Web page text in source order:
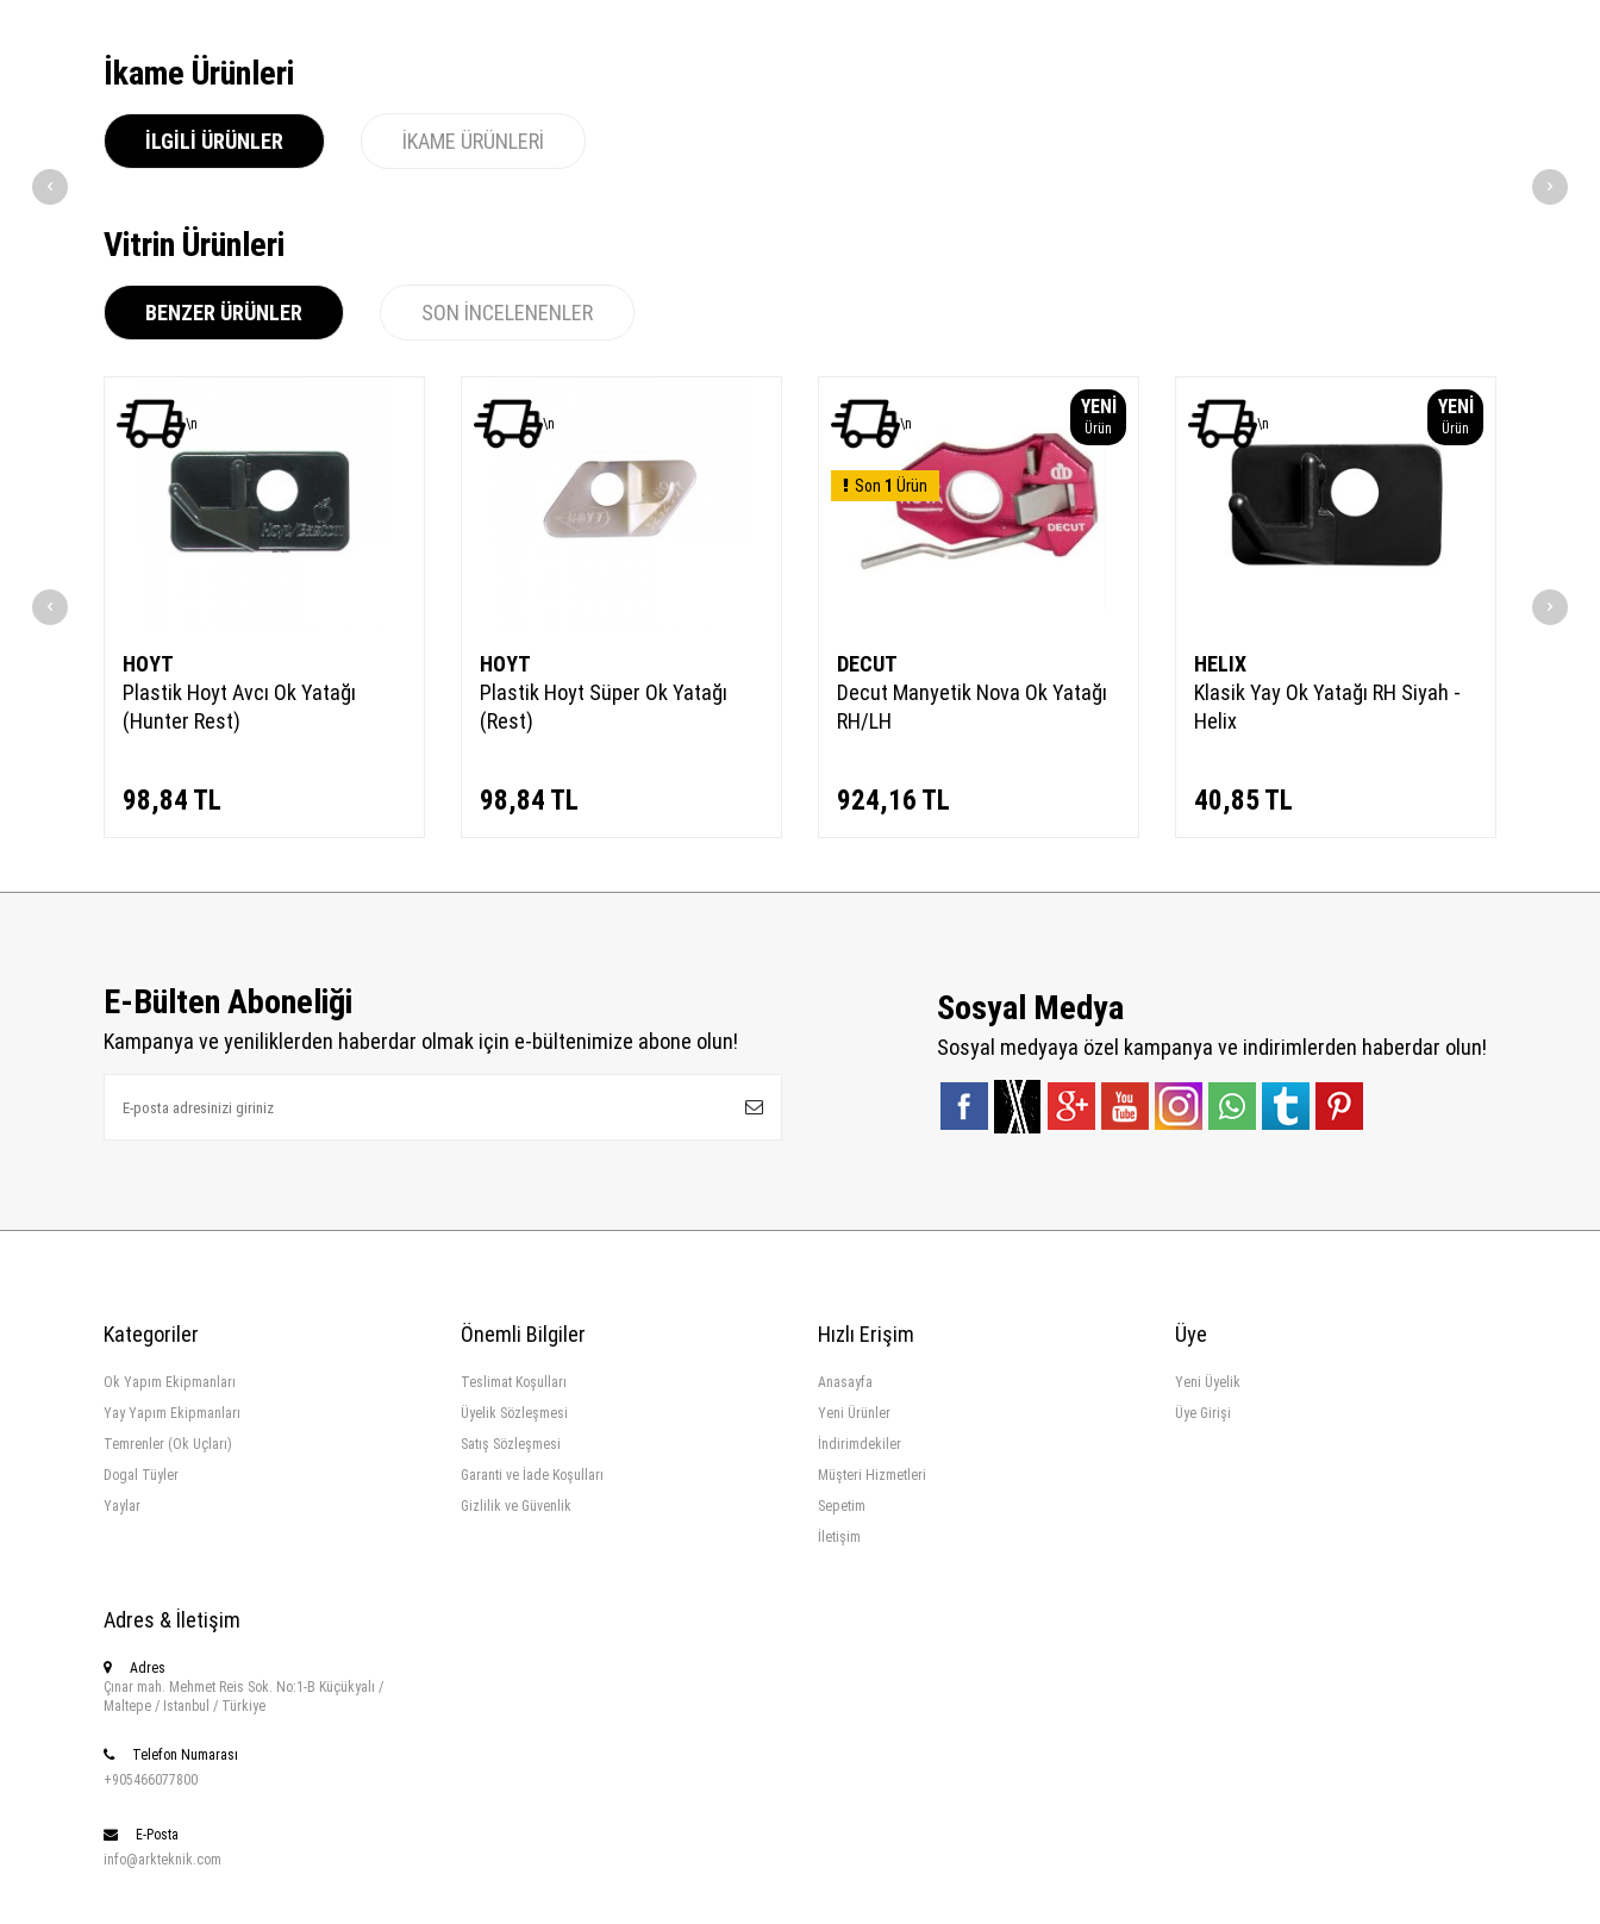
İkame Ürünleri
İLGILI ÜRÜNLER İKAME ÜRÜNLERI
Vitrin Ürünleri
BENZER ÜRÜNLER SON İNCELENENLER
\n
HOYT
Plastik Hoyt Avcı Ok Yatağı
(Hunter Rest)
98,84 TL
\n
HOYT
Plastik Hoyt Süper Ok Yatağı
(Rest)
98,84 TL
YENI
Ürün
\n
Son 1 Ürün
DECUT
Decut Manyetik Nova Ok Yatağı
RH/LH
924,16 TL
YENI
Ürün
\n
HELIX
Klasik Yay Ok Yatağı RH Siyah -
Helix
40,85TL
E-Bülten Aboneliği
Kampanya ve yeniliklerden haberdar olmak için e-bültenimize abone olun!
Sosyal Medya
Sosyal medyaya özel kampanya ve indirimlerden haberdar olun!
Kategoriler
Ok Yapım Ekipmanları
Yay Yapım Ekipmanları
Temrenler (Ok Uçları)
Dogal Tüyler
Yaylar
Önemli Bilgiler
Teslimat Koşulları
Üyelik Sözleşmesi
Satış Sözleşmesi
Garanti ve İade Koşulları
Gizlilik ve Güvenlik
Hızlı Erişim
Anasayfa
Yeni Ürünler
İndirimdekiler
Müşteri Hizmetleri
Sepetim
İletişim
Üye
Yeni Üyelik
Üye Girişi
Adres & İletişim
Adres
Çınar mah. Mehmet Reis Sok. No:1-B Küçükyalı /
Maltepe / Istanbul / Türkiye
Telefon Numarası
+905466077800
E-Posta
info@arkteknik.com